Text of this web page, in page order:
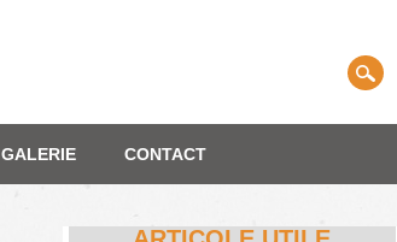
GALERIE CONTACT